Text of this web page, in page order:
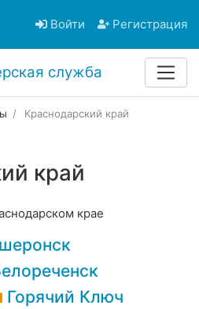
Войти Регистрация
служба
Краснодарский край
край
крае
Горячий Ключ